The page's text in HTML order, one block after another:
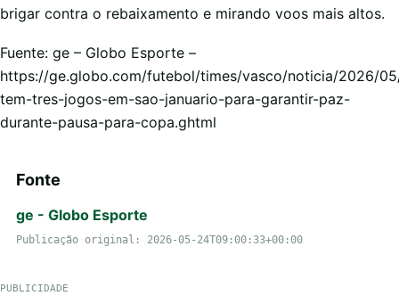
brigar contra o rebaixamento e mirando voos mais altos.
Fuente: ge – Globo Esporte –
https://ge.globo.com/futebol/times/vasco/noticia/2026/
tem-tres-jogos-em-sao-januario-para-garantir-paz-
durante-pausa-para-copa.ghtml
Fonte
ge - Globo Esporte
Publicação original: 2026-05-24T09:00:33+00:00
PUBLICIDADE